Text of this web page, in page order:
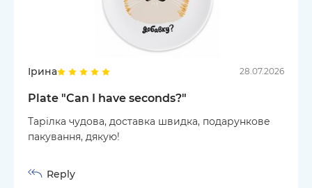
Ірина 28.07.2026
Plate "Can I have seconds?"
Тарілка чудова, доставка швидка, подарункове
пакування, дякую!
Reply